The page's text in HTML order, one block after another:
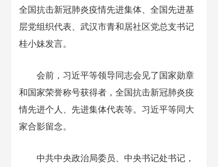
全国抗击新冠肺炎疫情先进集体、全国先进基
层党组织代表、武汉市青和居社区党总支书记
桂小妹发言。
会前，习近平等领导同志会见了国家勋章
和国家荣誉称号获得者，全国抗击新冠肺炎疫
情先进个人、先进集体代表等。习近平等同大
家合影留念。
中共中央政治局委员、中央书记处书记，